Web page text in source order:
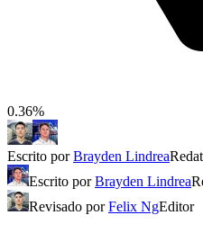
0.36%
Escrito porBrayden Lindrea
Escrito porBrayden Lindrea
Revisado porFelix NgEditor